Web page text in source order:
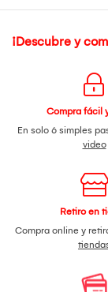
¡Descubre y
Compra fácil
En solo 6 simples
video
Retiro en
Compra online y